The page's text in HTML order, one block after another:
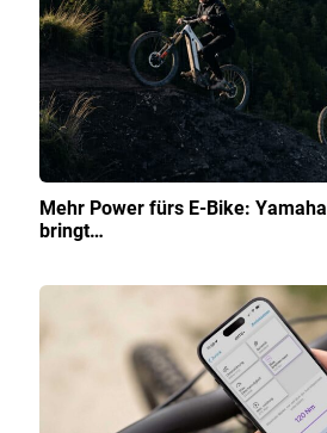
Mehr Power fürs E-Bike:
bringt…